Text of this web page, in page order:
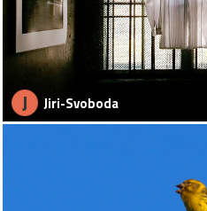
J Jiri-Svoboda